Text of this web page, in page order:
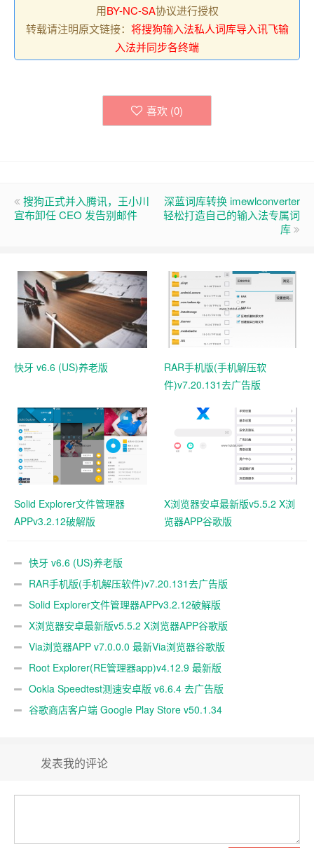
用BY-NC-SA协议进行授权
转载请注明原文链接： 将搜狗输入法私人词库导入讯飞输
入法并同步各终端
喜欢 (0)
搜狗正式并入腾讯，王小川
宣布卸任 CEO 发告别邮件
深蓝词库转换 imewlconverter
轻松打造自己的输入法专属词
库
快牙 v6.6 (US)养老版
RAR手机版(手机解压软
件)v7.20.131去广告版
Solid Explorer文件管理器
APPv3.2.12破解版
X浏览器安卓最新版v5.5.2 X浏
览器APP谷歌版
快牙 v6.6 (US)养老版
RAR手机版(手机解压软件)v7.20.131去广告版
Solid Explorer文件管理器APPv3.2.12破解版
X浏览器安卓最新版v5.5.2 X浏览器APP谷歌版
Via浏览器APP v7.0.0.0 最新Via浏览器谷歌版
Root Explorer(RE管理器app)v4.12.9 最新版
Ookla Speedtest测速安卓版 v6.6.4 去广告版
谷歌商店客户端 Google Play Store v50.1.34
发表我的评论